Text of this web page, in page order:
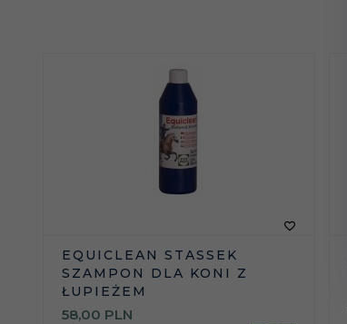
EQUICLEAN STASSEK
SZAMPON DLA KONI Z
ŁUPIEŻEM
58,00 PLN